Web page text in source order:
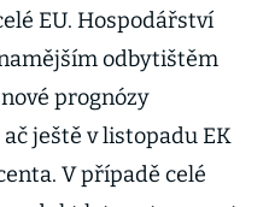
EU. Hospodářství
odbytištěm
prognózy
ještě v listopadu EK
V případě celé